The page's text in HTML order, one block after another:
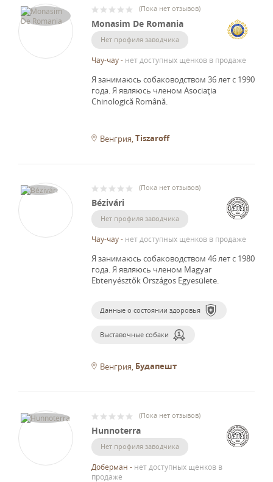
(Пока нет отзывов)
Monasim De Romania
Нет профиля заводчика
Чау-чау- нет доступных щенков в продаже
Я занимаюсь собаководством 36 лет с 1990
года.Я являюсь членом Asociaţia
Chinologică Română.
Венгрия Tiszaroff
(Пока нет отзывов)
Bézivári
Нет профиля заводчика
Чау-чау- нет доступных щенков в продаже
Я занимаюсь собаководством 46 лет с 1980
года.Я являюсь членом Magyar
Ebtenyésztők Országos Egyesülete.
Данные о состоянии здоровья
Выставочные собаки
Венгрия Будапешт
(Пока нет отзывов)
Hunnoterra
Нет профиля заводчика
Доберман - нет доступных щенков в
продаже